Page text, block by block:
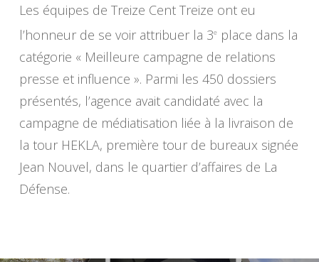
Les équipes de Treize Cent Treize ont eu
l’honneur de se voir attribuer la 3eplace dans la
catégorie « Meilleure campagne de relations
presse et influence ». Parmi les 450 dossiers
présentés, l’agence avait candidaté avec la
campagne de médiatisation liée à la livraison de
la tour HEKLA, première tour de bureaux signée
Jean Nouvel, dans le quartier d’affaires de La
Défense.